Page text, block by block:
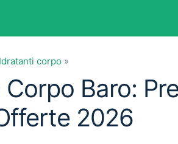
Idratanti corpo »
Baro:
2026